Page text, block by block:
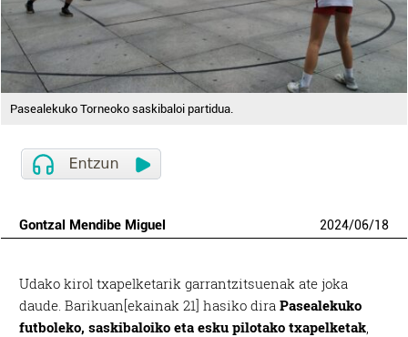
Pasealekuko Torneoko saskibaloi partidua.
Gontzal Mendibe Miguel 2024/06/18
Udako kirol txapelketarik garrantzitsuenak ate joka
daude. Barikuan[ekainak 21] hasiko dira Pasealekuko
futboleko, saskibaloiko eta esku pilotako txapelketak